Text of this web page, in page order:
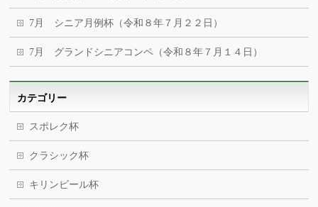
7月 シニア月例杯（令和８年７月２２日）
7月 グランドシニアコンペ（令和８年７月１４日）
カテゴリー
スポレク杯
クラシック杯
キリンビール杯